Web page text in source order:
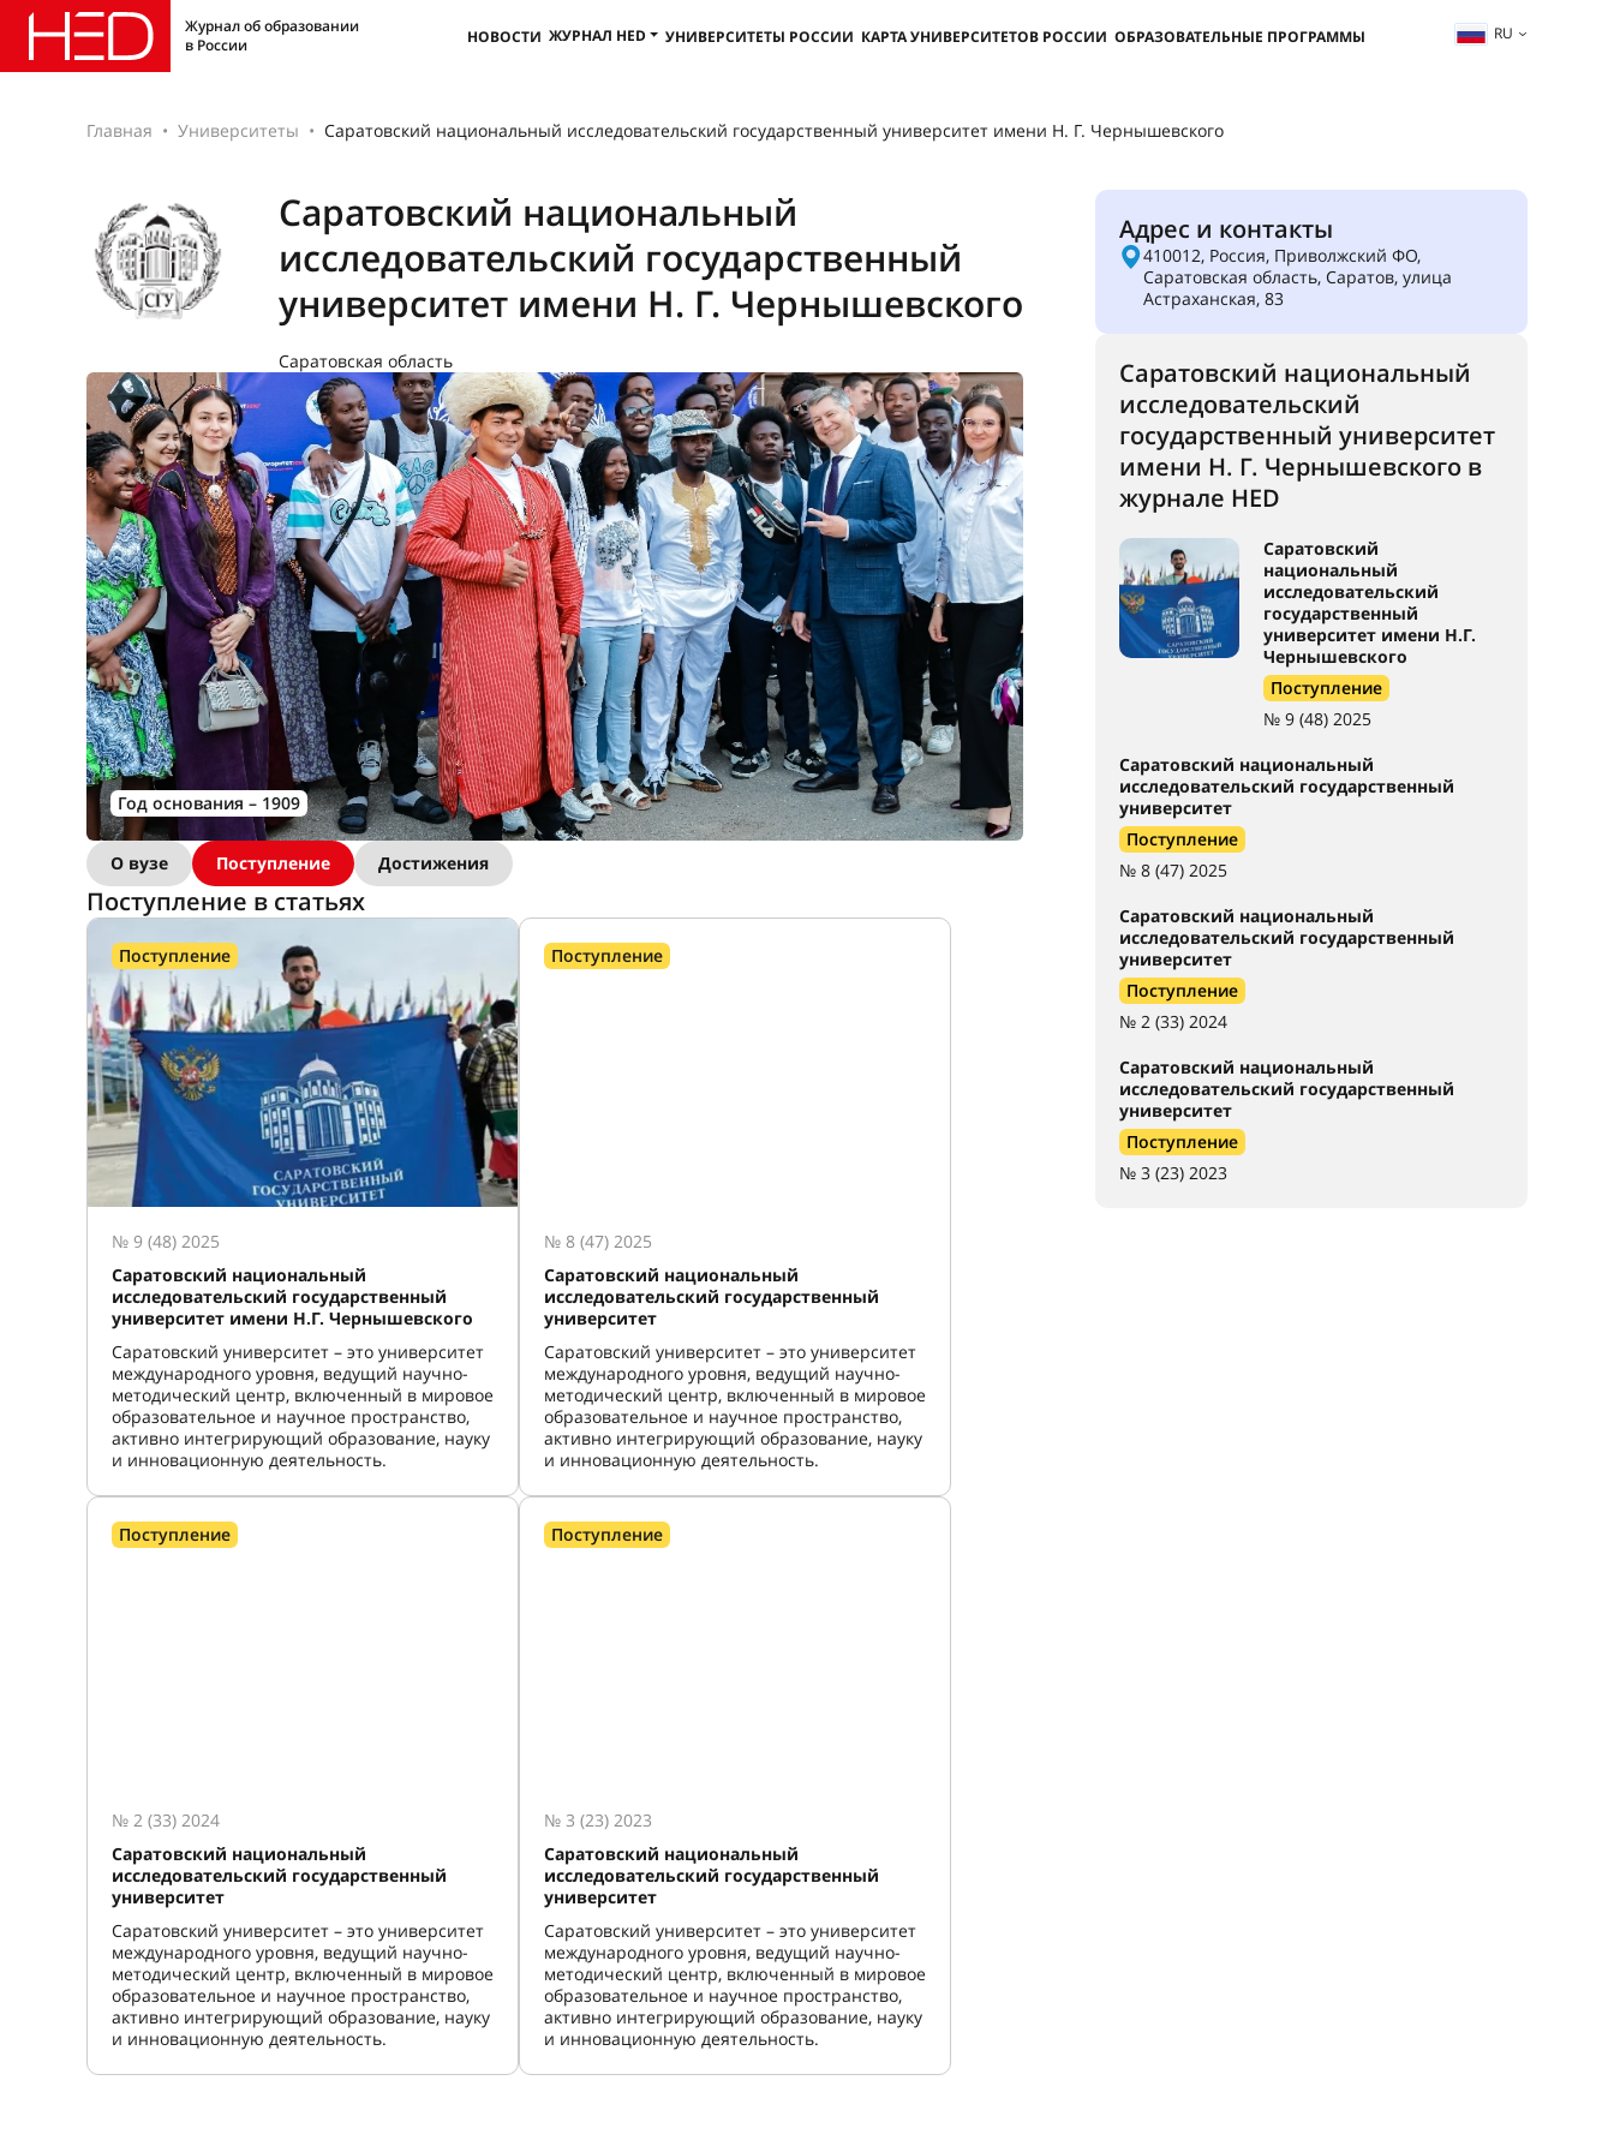
Журнал об образовании
в России
НОВОСТИ ЖУРНАЛ HED УНИВЕРСИТЕТЫ РОССИИ КАРТА УНИВЕРСИТЕТОВ РОССИИ ОБРАЗОВАТЕЛЬНЫЕ ПРОГРАММЫ RU
Главная Университеты Саратовский национальный исследовательский государственный университет имени Н. Г. Чернышевского
Саратовский национальный
исследовательский государственный
университет имени Н. Г. Чернышевского
Саратовская область
Год основания – 1909
О вузе Поступление Достижения
Поступление в статьях
Поступление
№ 9 (48) 2025
Саратовский национальный
исследовательский государственный
университет имени Н.Г. Чернышевского
Саратовский университет – это университет
международного уровня, ведущий научно-
методический центр, включенный в мировое
образовательное и научное пространство,
активно интегрирующий образование, науку
и инновационную деятельность.
Поступление
№ 8 (47) 2025
Саратовский национальный
исследовательский государственный
университет
Саратовский университет – это университет
международного уровня, ведущий научно-
методический центр, включенный в мировое
образовательное и научное пространство,
активно интегрирующий образование, науку
и инновационную деятельность.
Поступление
№ 2 (33) 2024
Саратовский национальный
исследовательский государственный
университет
Саратовский университет – это университет
международного уровня, ведущий научно-
методический центр, включенный в мировое
образовательное и научное пространство,
активно интегрирующий образование, науку
и инновационную деятельность.
Поступление
№ 3 (23) 2023
Саратовский национальный
исследовательский государственный
университет
Саратовский университет – это университет
международного уровня, ведущий научно-
методический центр, включенный в мировое
образовательное и научное пространство,
активно интегрирующий образование, науку
и инновационную деятельность.
Адрес и контакты
410012, Россия, Приволжский ФО,
Саратовская область, Саратов, улица
Астраханская, 83
Саратовский национальный
исследовательский
государственный университет
имени Н. Г. Чернышевского в
журнале HED
Саратовский
национальный
исследовательский
государственный
университет имени Н.Г.
Чернышевского
Поступление
№ 9 (48) 2025
Саратовский национальный
исследовательский государственный
университет
Поступление
№ 8 (47) 2025
Саратовский национальный
исследовательский государственный
университет
Поступление
№ 2 (33) 2024
Саратовский национальный
исследовательский государственный
университет
Поступление
№ 3 (23) 2023